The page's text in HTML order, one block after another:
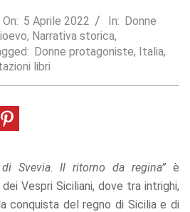
On: 5 Aprile 2022 In: Donne
, Narrativa storica,
Donne protagoniste, Italia,
libri
di Svevia. Il ritorno da regina” è
Vespri Siciliani, dove tra intrighi,
conquista del regno di Sicilia e di